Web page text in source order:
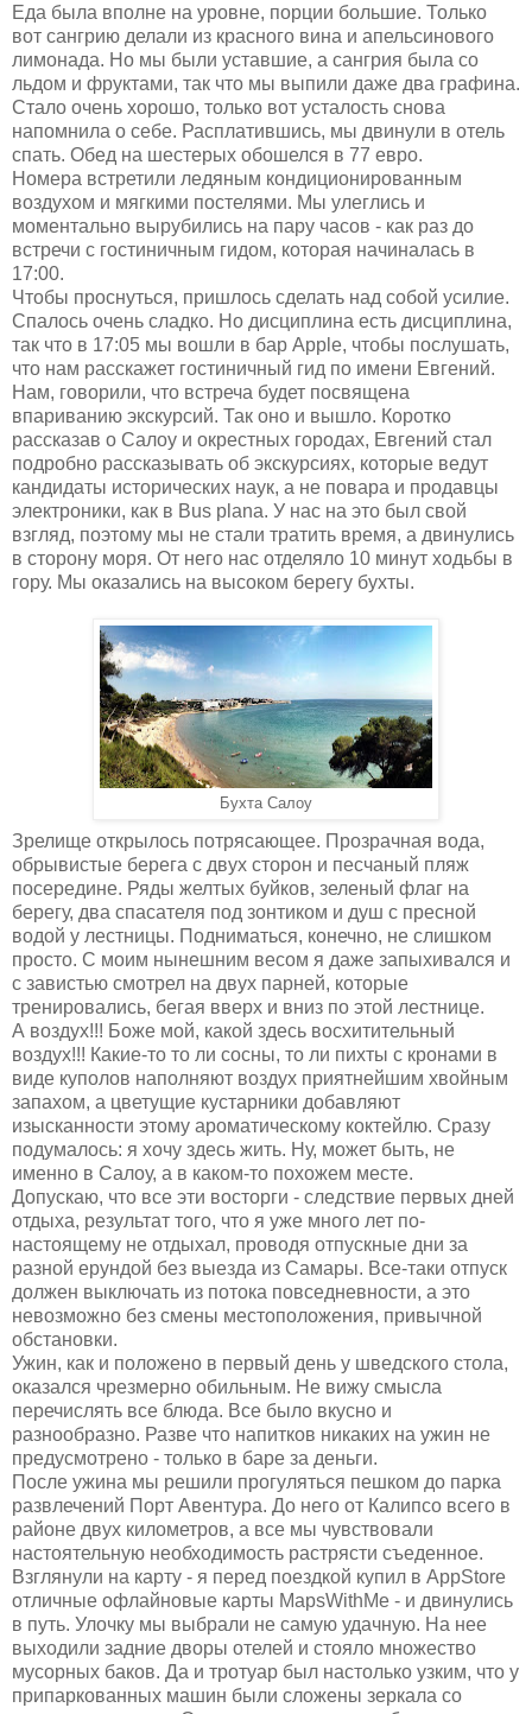
Еда была вполне на уровне, порции большие. Только
вот сангрию делали из красного вина и апельсинового
лимонада. Но мы были уставшие, а сангрия была со
льдом и фруктами, так что мы выпили даже два графина.
Стало очень хорошо, только вот усталость снова
напомнила о себе. Расплатившись, мы двинули в отель
спать. Обед на шестерых обошелся в 77 евро.
Номера встретили ледяным кондиционированным
воздухом и мягкими постелями. Мы улеглись и
моментально вырубились на пару часов - как раз до
встречи с гостиничным гидом, которая начиналась в
17:00.
Чтобы проснуться, пришлось сделать над собой усилие.
Спалось очень сладко. Но дисциплина есть дисциплина,
так что в 17:05 мы вошли в бар Apple, чтобы послушать,
что нам расскажет гостиничный гид по имени Евгений.
Нам, говорили, что встреча будет посвящена
впариванию экскурсий. Так оно и вышло. Коротко
рассказав о Салоу и окрестных городах, Евгений стал
подробно рассказывать об экскурсиях, которые ведут
кандидаты исторических наук, а не повара и продавцы
электроники, как в Bus plana. У нас на это был свой
взгляд, поэтому мы не стали тратить время, а двинулись
в сторону моря. От него нас отделяло 10 минут ходьбы в
гору. Мы оказались на высоком берегу бухты.
Бухта Салоу
Зрелище открылось потрясающее. Прозрачная вода,
обрывистые берега с двух сторон и песчаный пляж
посередине. Ряды желтых буйков, зеленый флаг на
берегу, два спасателя под зонтиком и душ с пресной
водой у лестницы. Подниматься, конечно, не слишком
просто. С моим нынешним весом я даже запыхивался и
с завистью смотрел на двух парней, которые
тренировались, бегая вверх и вниз по этой лестнице.
А воздух!!! Боже мой, какой здесь восхитительный
воздух!!! Какие-то то ли сосны, то ли пихты с кронами в
виде куполов наполняют воздух приятнейшим хвойным
запахом, а цветущие кустарники добавляют
изысканности этому ароматическому коктейлю. Сразу
подумалось: я хочу здесь жить. Ну, может быть, не
именно в Салоу, а в каком-то похожем месте.
Допускаю, что все эти восторги - следствие первых дней
отдыха, результат того, что я уже много лет по-
настоящему не отдыхал, проводя отпускные дни за
разной ерундой без выезда из Самары. Все-таки отпуск
должен выключать из потока повседневности, а это
невозможно без смены местоположения, привычной
обстановки.
Ужин, как и положено в первый день у шведского стола,
оказался чрезмерно обильным. Не вижу смысла
перечислять все блюда. Все было вкусно и
разнообразно. Разве что напитков никаких на ужин не
предусмотрено - только в баре за деньги.
После ужина мы решили прогуляться пешком до парка
развлечений Порт Авентура. До него от Калипсо всего в
районе двух километров, а все мы чувствовали
настоятельную необходимость растрясти съеденное.
Взглянули на карту - я перед поездкой купил в AppStore
отличные офлайновые карты MapsWithMe - и двинулись
в путь. Улочку мы выбрали не самую удачную. На нее
выходили задние дворы отелей и стояло множество
мусорных баков. Да и тротуар был настолько узким, что у
припаркованных машин были сложены зеркала со